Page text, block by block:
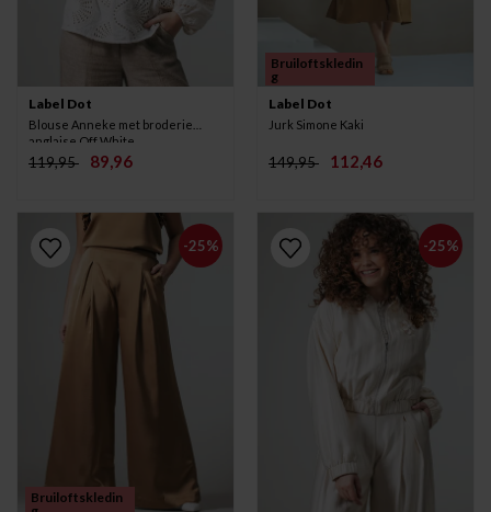
Label Dot
Blouse Anneke met broderie
anglaise Off White
119,95 89,96
Bruiloftskledin
g
Label Dot
Jurk Simone Kaki
149,95 112,46
-25%
Bruiloftskledin
-25%